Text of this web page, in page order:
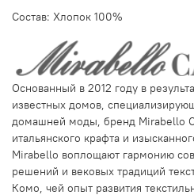
Состав: Хлопок 100%
Основанный в 2012 году в
известных домов,
домашней моды, бренд Mirabello
итальянского крафта и
Mirabello воплощают гармонию
решений и вековых традиций
Комо, чей опыт развития